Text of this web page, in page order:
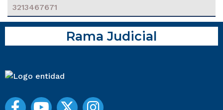
3213467671
Rama Judicial